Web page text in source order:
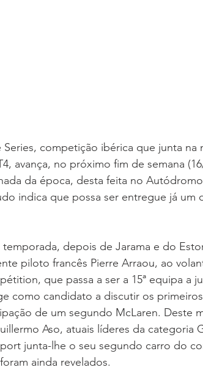
Series, competição ibérica que junta na
avança, no próximo fim de semana
da época, desta feita no
indica que possa ser entregue já um
depois de Jarama e do
piloto francês Pierre Arraou, ao
que passa a ser a 15ª equipa a
como candidato a discutir os
de um segundo McLaren. Deste
Aso, atuais líderes da categoria
junta-lhe o seu segundo carro do
ainda revelados.